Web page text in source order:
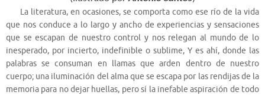
La literatura, en ocasiones, se comporta como ese río de la vida
que nos conduce a lo largo y ancho de experiencias y sensaciones
que se escapan de nuestro control y nos relegan al mundo de lo
inesperado, por incierto, indefinible o sublime, Y es ahí, donde las
palabras se consuman en llamas que arden dentro de nuestro
cuerpo; una iluminación del alma que se escapa por las rendijas de la
memoria para no dejar huellas, pero sí la inefable aspiración de todo